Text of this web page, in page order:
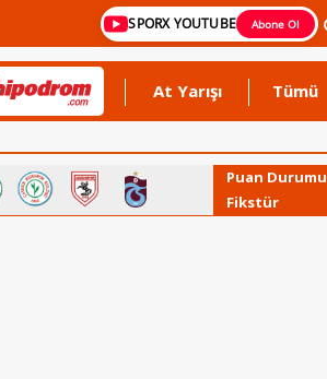
SPORX YOUTUBE Abone Ol
At Yarışı Tümü
Puan Durumu
Fikstür